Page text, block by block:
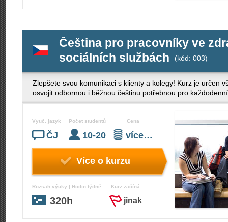
Čeština pro pracovníky ve
sociálních službách
(kód: 003)
Zlepšete svou komunikaci s klienty a kolegy! Kurz je určen
osvojit odbornou i běžnou češtinu potřebnou pro
Vyuč. jazyk
ČJ
Počet studentů
10-20
Cena
více…
Více o kurzu
Rozsah výuky | Hodin týdně
320h
Kurz začíná
jinak